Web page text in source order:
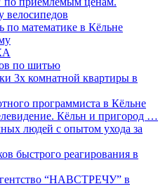
велосипедов
математике в Кёльне
по шитью
3х комнатной квартиры в
программиста в Кёльне
Кёльн и пригород …
людей с опытом ухода за
быстрого реагирования в
“НАВСТРЕЧУ” в